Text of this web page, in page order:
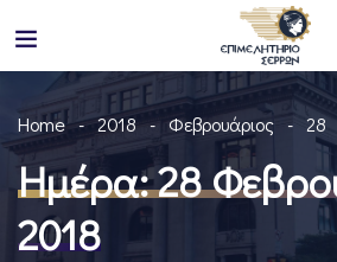
Home 2018 Φεβρουάριος 28
Ημέρα:28
2018